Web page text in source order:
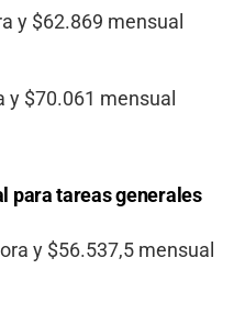
y $62.869 mensual
y $70.061 mensual
para tareas generales
y $56.537,5 mensual